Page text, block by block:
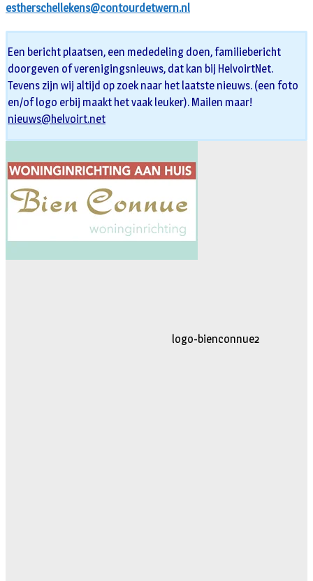
estherschellekens@contourdetwern.nl
Een bericht plaatsen, een mededeling doen, familiebericht
doorgeven of verenigingsnieuws, dat kan bij HelvoirtNet.
Tevens zijn wij altijd op zoek naar het laatste nieuws. (een foto
en/of logo erbij maakt het vaak leuker). Mailen maar!
nieuws@helvoirt.net
logo-movimiento.fw